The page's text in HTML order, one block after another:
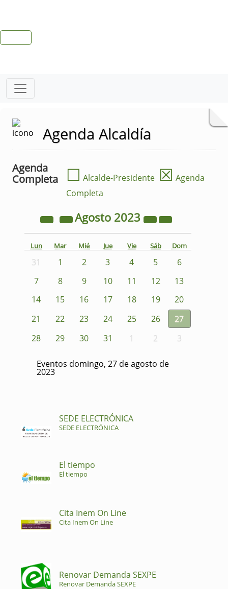
Agenda Alcaldía
Agenda
Completa
☐ Alcalde-Presidente ☒ Agenda
Completa
Agosto 2023
Lun Mar Mié Jue Vie Sáb Dom
31 1 2 3 4 5
6
7
8 9 10 11 12
13
14
15 16 17 18 19
20
21
22 23 24 25 26
27
28
29 30 31 1 2 3
Eventos domingo, 27 de agosto de
2023
SEDE ELECTRÓNICA
SEDE ELECTRÓNICA
El tiempo
El tiempo
Cita Inem On Line
Cita Inem On Line
Renovar Demanda SEXPE
Renovar Demanda SEXPE